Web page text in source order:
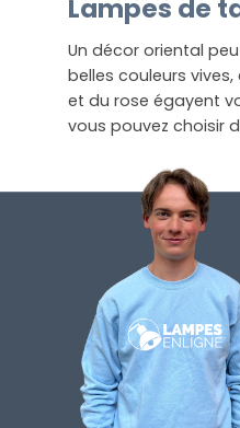
Lampes de
Un décor oriental
belles couleurs
et du rose égayent
vous pouvez choisir